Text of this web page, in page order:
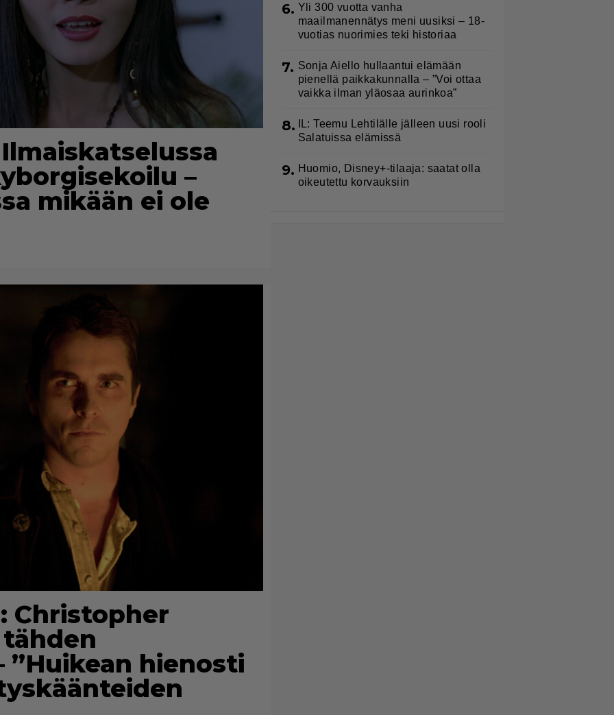
–
mikään ei ole
Christopher
hienosti
6. Yli 300 vuotta vanha
maailmanennätys meni uusiksi – 18-
vuotias nuorimies teki historiaa
7. Sonja Aiello hullaantui elämään
pienellä paikkakunnalla – ”Voi ottaa
vaikka ilman yläosaa aurinkoa”
8.
IL: Teemu Lehtilälle jälleen uusi rooli
Salatuissa elämissä
9. Huomio, Disney+-tilaaja: saatat olla
oikeutettu korvauksiin